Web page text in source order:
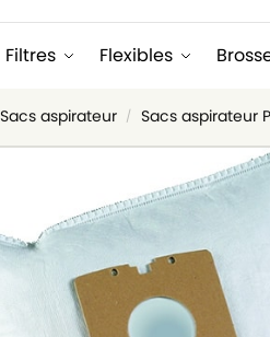
Filtres Flexibles
Sacs aspirateur / Sacs aspirateur